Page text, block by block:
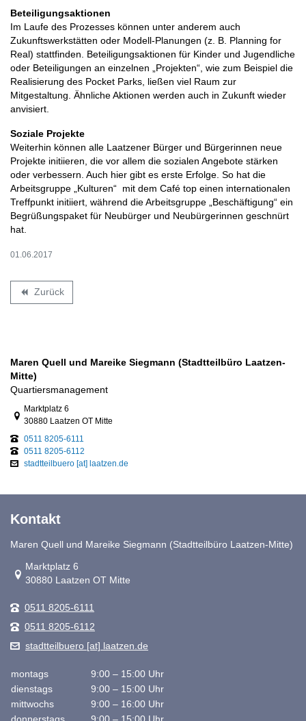
Beteiligungsaktionen
Im Laufe des Prozesses können unter anderem auch
Zukunftswerkstätten oder Modell-Planungen (z. B. Planning for
Real) stattfinden. Beteiligungsaktionen für Kinder und Jugendliche
oder Beteiligungen an einzelnen „Projekten“, wie zum Beispiel die
Realisierung des Pocket Parks, ließen viel Raum zur
Mitgestaltung. Ähnliche Aktionen werden auch in Zukunft wieder
anvisiert.
Soziale Projekte
Weiterhin können alle Laatzener Bürger und Bürgerinnen neue
Projekte initiieren, die vor allem die sozialen Angebote stärken
oder verbessern. Auch hier gibt es erste Erfolge. So hat die
Arbeitsgruppe „Kulturen“ mit dem Café top einen internationalen
Treffpunkt initiiert, während die Arbeitsgruppe „Beschäftigung“ ein
Begrüßungspaket für Neubürger und Neubürgerinnen geschnürt
hat.
01.06.2017
backward Zurück
Maren Quell und Mareike Siegmann (Stadtteilbüro Laatzen-
Mitte)
Quartiersmanagement
Link zur Google-Maps Navigation
Marktplatz 6
30880 Laatzen OT Mitte
0511 8205-6111
0511 8205-6112
stadtteilbuero [at] laatzen.de
Kontakt
Maren Quell und Mareike Siegmann (Stadtteilbüro Laatzen-Mitte)
Link zur Google-Maps Navigation
Marktplatz 6
30880 Laatzen OT Mitte
0511 8205-6111
0511 8205-6112
stadtteilbuero [at] laatzen.de
montags
9:00 – 15:00 Uhr
dienstags
9:00 – 15:00 Uhr
mittwochs
9:00 – 16:00 Uhr